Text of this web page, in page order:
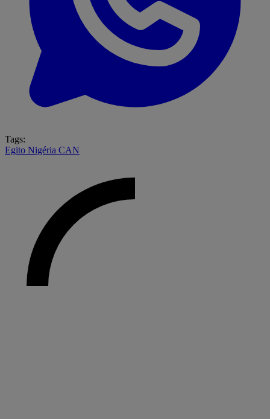
Tags:
Egito Nigéria CAN